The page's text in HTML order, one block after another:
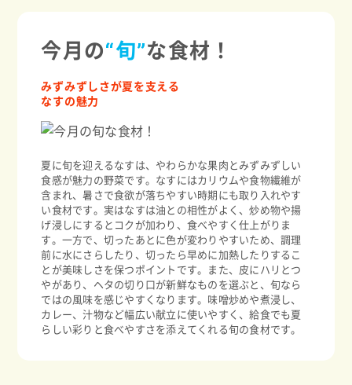
今月の“旬”な食材！
みずみずしさが夏を支える
なすの魅力
夏に旬を迎えるなすは、やわらかな果肉とみずみずしい
食感が魅力の野菜です。なすにはカリウムや食物繊維が
含まれ、暑さで食欲が落ちやすい時期にも取り入れやす
い食材です。実はなすは油との相性がよく、炒め物や揚
げ浸しにするとコクが加わり、食べやすく仕上がりま
す。一方で、切ったあとに色が変わりやすいため、調理
前に水にさらしたり、切ったら早めに加熱したりするこ
とが美味しさを保つポイントです。また、皮にハリとつ
やがあり、ヘタの切り口が新鮮なものを選ぶと、旬なら
ではの風味を感じやすくなります。味噌炒めや煮浸し、
カレー、汁物など幅広い献立に使いやすく、給食でも夏
らしい彩りと食べやすさを添えてくれる旬の食材です。